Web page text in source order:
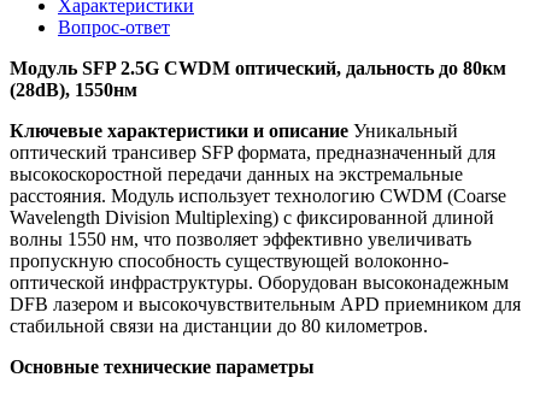
Характеристики
Вопрос-ответ
Модуль SFP 2.5G CWDM оптический, дальность до 80км
(28dB), 1550нм
Ключевые характеристики и описание Уникальный
оптический трансивер SFP формата, предназначенный для
высокоскоростной передачи данных на экстремальные
расстояния. Модуль использует технологию CWDM (Coarse
Wavelength Division Multiplexing) с фиксированной длиной
волны 1550 нм, что позволяет эффективно увеличивать
пропускную способность существующей волоконно-
оптической инфраструктуры. Оборудован высоконадежным
DFB лазером и высокочувствительным APD приемником для
стабильной связи на дистанции до 80 километров.
Основные технические параметры